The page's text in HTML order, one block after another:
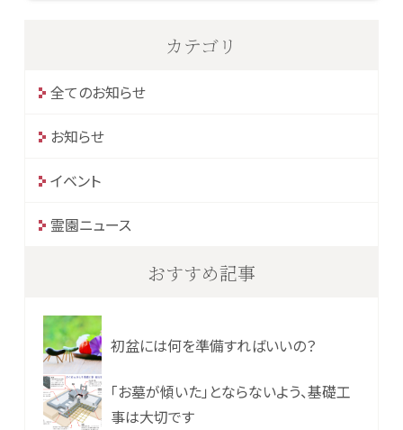
カテゴリ
全てのお知らせ
お知らせ
イベント
霊園ニュース
おすすめ記事
初盆には何を準備すればいいの？
「お墓が傾いた」とならないよう、基礎工
事は大切です